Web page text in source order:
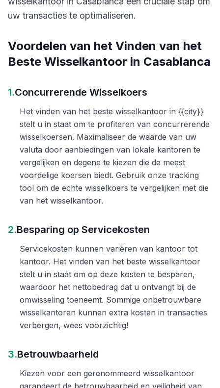
uw transacties te optimaliseren.
Voordelen van het Vinden van het
Beste Wisselkantoor in Casablanca
1.Concurrerende Wisselkoers
Het vinden van het beste wisselkantoor in {{city}}
stelt u in staat om te profiteren van concurrerende
wisselkoersen. Maximaliseer de waarde van uw
valuta door aanbiedingen van lokale kantoren te
vergelijken en degene te kiezen die de meest
voordelige koersen biedt. Gebruik onze tracking
tool om de echte wisselkoers te vergelijken met die
van het wisselkantoor.
2.Besparing op Servicekosten
Servicekosten kunnen variëren van kantoor tot
kantoor. Het vinden van het beste wisselkantoor
stelt u in staat om op deze kosten te besparen,
waardoor het nettobedrag dat u ontvangt bij de
omwisseling toeneemt. Sommige onbetrouwbare
wisselkantoren kunnen extra kosten in transacties
verbergen, wees voorzichtig!
3.Betrouwbaarheid
Kiezen voor een gerenommeerd wisselkantoor
garandeert de betrouwbaarheid en veiligheid van